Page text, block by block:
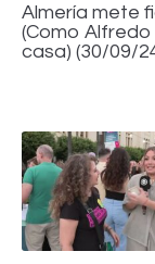
Almería mete
(Como Alfredo
casa) (30/09/